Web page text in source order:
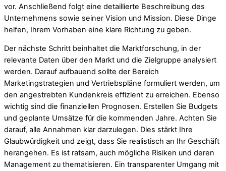
vor. Anschließend folgt eine detaillierte Beschreibung des
Unternehmens sowie seiner Vision und Mission. Diese Dinge
helfen, Ihrem Vorhaben eine klare Richtung zu geben.
Der nächste Schritt beinhaltet die Marktforschung, in der
relevante Daten über den Markt und die Zielgruppe analysiert
werden. Darauf aufbauend sollte der Bereich
Marketingstrategien und Vertriebspläne formuliert werden, um
den angestrebten Kundenkreis effizient zu erreichen. Ebenso
wichtig sind die finanziellen Prognosen. Erstellen Sie Budgets
und geplante Umsätze für die kommenden Jahre. Achten Sie
darauf, alle Annahmen klar darzulegen. Dies stärkt Ihre
Glaubwürdigkeit und zeigt, dass Sie realistisch an Ihr Geschäft
herangehen. Es ist ratsam, auch mögliche Risiken und deren
Management zu thematisieren. Ein transparenter Umgang mit